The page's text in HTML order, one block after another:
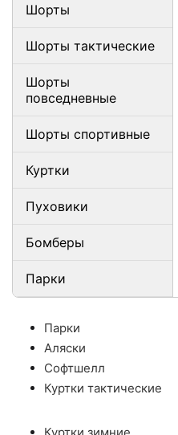
Шорты
Шорты тактические
Шорты
повседневные
Шорты спортивные
Куртки
Пуховики
Бомберы
Парки
Парки
Аляски
Софтшелл
Куртки тактические